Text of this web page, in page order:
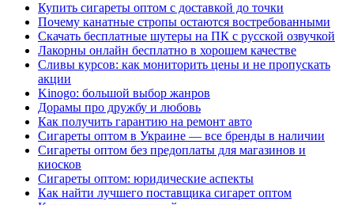
Купить сигареты оптом с доставкой до точки
Почему канатные стропы остаются востребованными
Скачать бесплатные шутеры на ПК с русской озвучкой
Лакорны онлайн бесплатно в хорошем качестве
Сливы курсов: как мониторить цены и не пропускать
акции
Kinogo: большой выбор жанров
Дорамы про дружбу и любовь
Как получить гарантию на ремонт авто
Сигареты оптом в Украине — все бренды в наличии
Сигареты оптом без предоплаты для магазинов и
киосков
Сигареты оптом: юридические аспекты
Как найти лучшего поставщика сигарет оптом